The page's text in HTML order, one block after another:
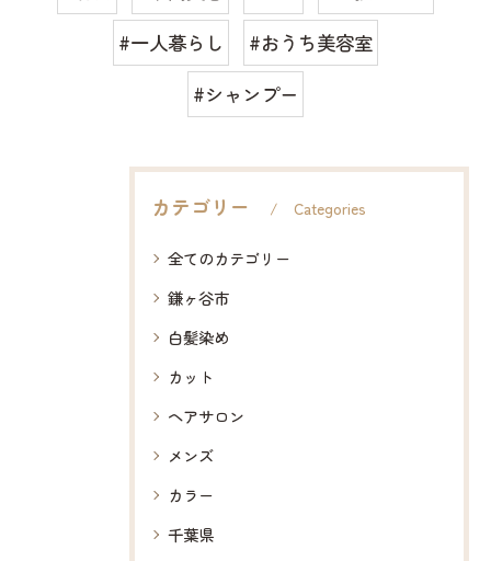
#一人暮らし
#おうち美容室
#シャンプー
カテゴリー Categories
全てのカテゴリー
鎌ヶ谷市
白髪染め
カット
ヘアサロン
メンズ
カラー
千葉県